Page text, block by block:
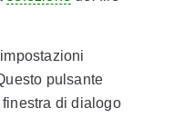
pulsante
di dialogo